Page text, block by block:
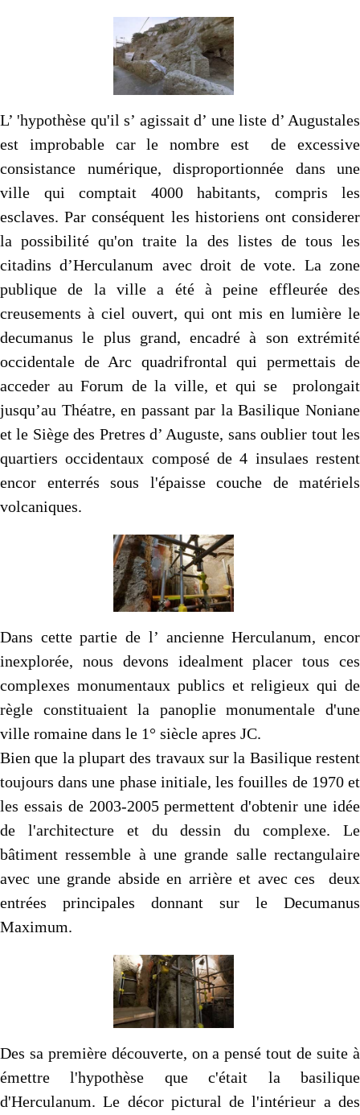
L’ 'hypothèse qu'il s’ agissait d’ une liste d’ Augustales
est improbable car le nombre est de excessive
consistance numérique, disproportionnée dans une
ville qui comptait 4000 habitants, compris les
esclaves. Par conséquent les historiens ont considerer
la possibilité qu'on traite la des listes de tous les
citadins d’Herculanum avec droit de vote. La zone
publique de la ville a été à peine effleurée des
creusements à ciel ouvert, qui ont mis en lumière le
decumanus le plus grand, encadré à son extrémité
occidentale de Arc quadrifrontal qui permettais de
acceder au Forum de la ville, et qui se prolongait
jusqu’au Théatre, en passant par la Basilique Noniane
et le Siège des Pretres d’ Auguste, sans oublier tout les
quartiers occidentaux composé de 4 insulaes restent
encor enterrés sous l'épaisse couche de matériels
volcaniques.
Dans cette partie de l’ ancienne Herculanum, encor
inexplorée, nous devons idealment placer tous ces
complexes monumentaux publics et religieux qui de
règle constituaient la panoplie monumentale d'une
ville romaine dans le 1° siècle apres JC.
Bien que la plupart des travaux sur la Basilique restent
toujours dans une phase initiale, les fouilles de 1970 et
les essais de 2003-2005 permettent d'obtenir une idée
de l'architecture et du dessin du complexe. Le
bâtiment ressemble à une grande salle rectangulaire
avec une grande abside en arrière et avec ces deux
entrées principales donnant sur le Decumanus
Maximum.
Des sa première découverte, on a pensé tout de suite à
émettre l'hypothèse que c'était la basilique
d'Herculanum. Le décor pictural de l'intérieur a des